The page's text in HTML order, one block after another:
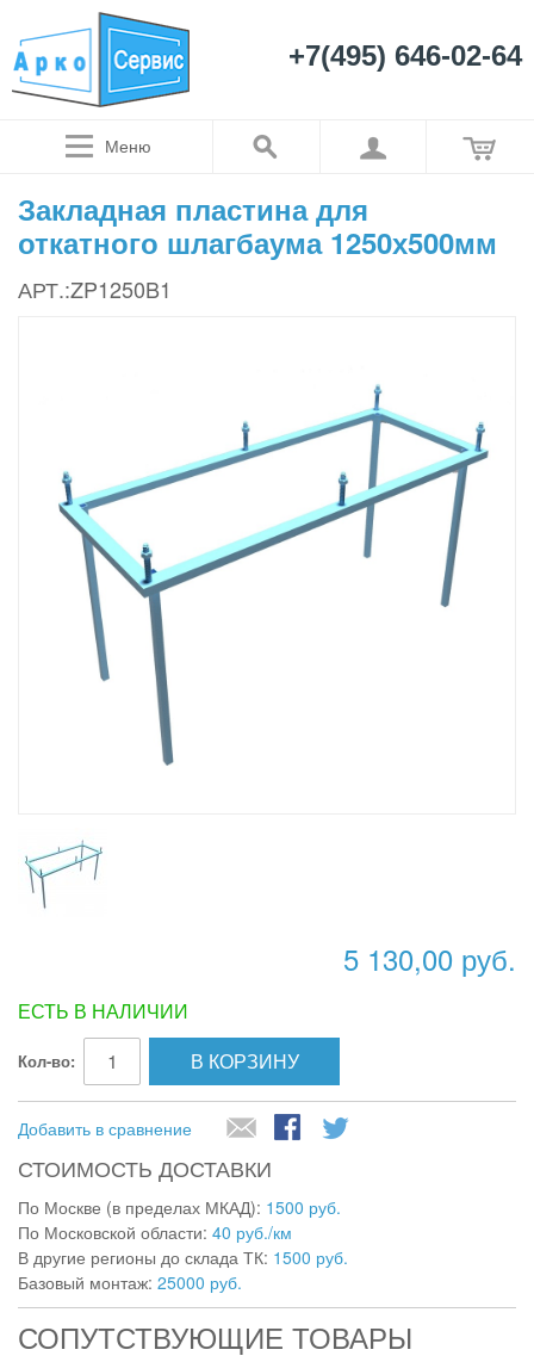
+7(495) 646-02-64
Меню
Закладная пластина для
откатного шлагбаума 1250х500мм
АРТ.:ZP1250B1
5 130,00 руб.
ЕСТЬ В НАЛИЧИИ
Кол-во: В КОРЗИНУ
Добавить в сравнение
СТОИМОСТЬ ДОСТАВКИ
По Москве (в пределах МКАД): 1500 руб.
По Московской области: 40 руб./км
В другие регионы до склада ТК: 1500 руб.
Базовый монтаж: 25000 руб.
СОПУТСТВУЮЩИЕ ТОВАРЫ